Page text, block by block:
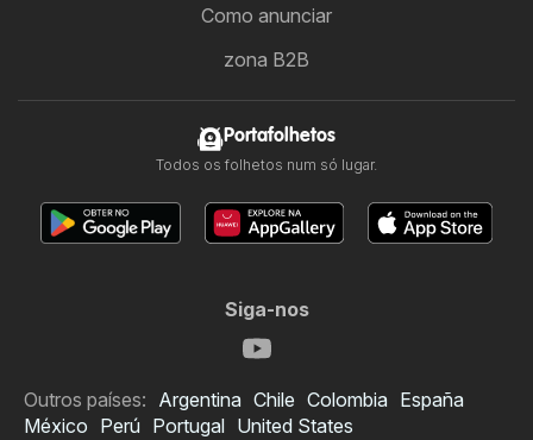
Como anunciar
zona B2B
Portafolhetos
Todos os folhetos num só lugar.
Siga-nos
Outros países: Argentina Chile Colombia España
México Perú Portugal United States